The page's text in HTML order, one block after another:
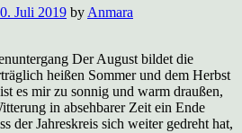
Juli 2019 by Anmara
Der August bildet die
heißen Sommer und dem Herbst
es mir zu sonnig und warm draußen,
in absehbarer Zeit ein Ende
der Jahreskreis sich weiter gedreht hat,